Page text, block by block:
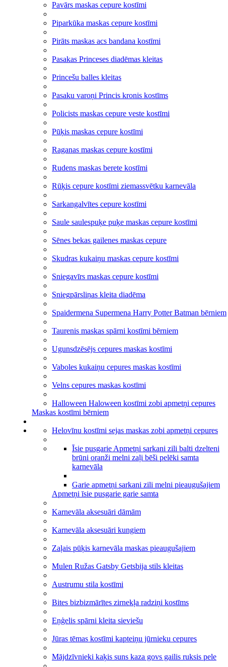
Pavārs maskas cepure kostīmi
Piparkūka maskas cepure kostīmi
Pirāts maskas acs bandana kostīmi
Pasakas Princeses diadēmas kleitas
Princešu balles kleitas
Pasaku varoņi Princis kronis kostīms
Policists maskas cepure veste kostīmi
Pūķis maskas cepure kostīmi
Raganas maskas cepure kostīmi
Rudens maskas berete kostīmi
Rūķis cepure kostīmi ziemassvētku karnevāla
Sarkangalvītes cepure kostīmi
Saule saulespuķe puķe maskas cepure kostīmi
Sēnes bekas gailenes maskas cepure
Skudras kukaiņu maskas cepure kostīmi
Sniegavīrs maskas cepure kostīmi
Sniegpārsliņas kleita diadēma
Spaidermena Supermena Harry Potter Batman bērniem
Taurenis maskas spārni kostīmi bērniem
Ugunsdzēsējs cepures maskas kostīmi
Vaboles kukaiņu cepures maskas kostīmi
Velns cepures maskas kostīmi
Halloween Haloween kostīmi zobi apmetņi cepures
Maskas kostīmi bērniem
Helovīnu kostīmi sejas maskas zobi apmetņi cepures
Īsie pusgarie Apmetņi sarkani zili balti dzelteni
brūni oranži melni zaļi bēši pelēki samta
karnevāla
Garie apmetņi sarkani zili melni pieaugušajiem
Apmetņi īsie pusgarie garie samta
Karnevāla aksesuāri dāmām
Karnevāla aksesuāri kungiem
Zaļais pūķis karnevāla maskas pieaugušajiem
Mulen Ružas Gatsby Getsbija stils kleitas
Austrumu stila kostīmi
Bites bizbizmārītes zirnekļa radziņi kostīms
Eņģelis spārni kleita sieviešu
Jūras tēmas kostīmi kapteiņu jūrnieku cepures
Mājdzīvnieki kaķis suns kaza govs gailis ruksis pele